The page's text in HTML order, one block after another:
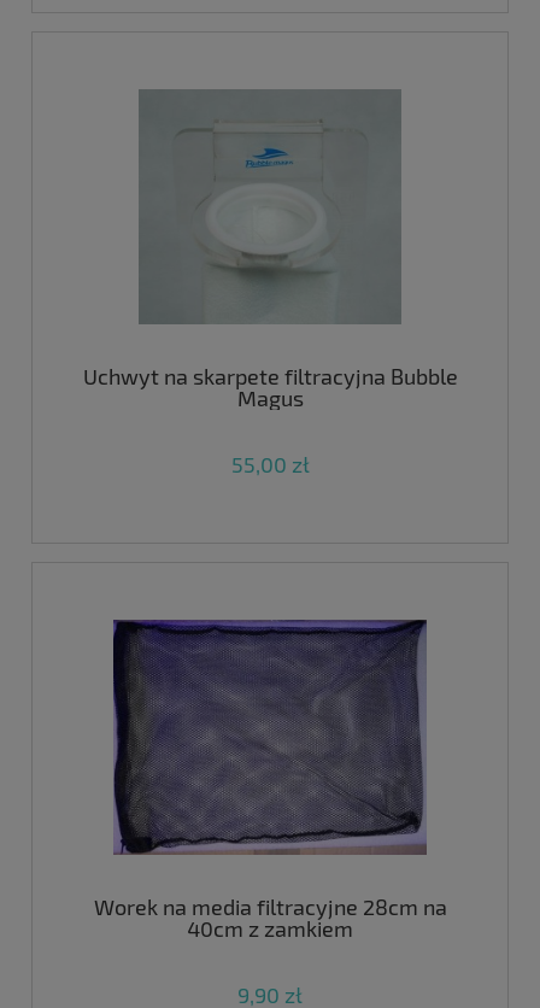
Uchwyt na skarpete filtracyjna Bubble
Magus
55,00 zł
Worek na media filtracyjne 28cm na
40cm z zamkiem
9,90 zł